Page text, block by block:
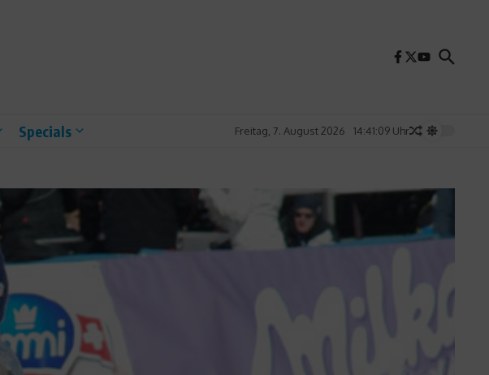
Specials Freitag, 7. August 2026 14:41:11 Uhr